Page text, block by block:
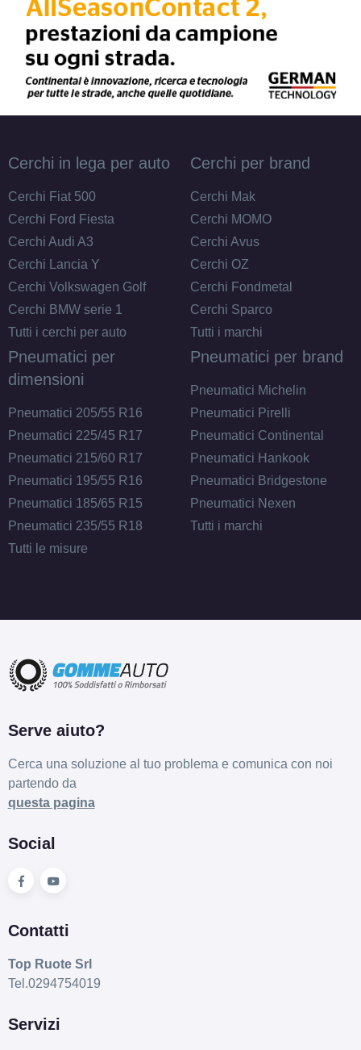
Cerchi in lega per auto
Cerchi Fiat 500
Cerchi Ford Fiesta
Cerchi Audi A3
Cerchi Lancia Y
Cerchi Volkswagen Golf
Cerchi BMW serie 1
Tutti i cerchi per auto
Cerchi per brand
Cerchi Mak
Cerchi MOMO
Cerchi Avus
Cerchi OZ
Cerchi Fondmetal
Cerchi Sparco
Tutti i marchi
Pneumatici per
dimensioni
Pneumatici 205/55 R16
Pneumatici 225/45 R17
Pneumatici 215/60 R17
Pneumatici 195/55 R16
Pneumatici 185/65 R15
Pneumatici 235/55 R18
Tutti le misure
Pneumatici per brand
Pneumatici Michelin
Pneumatici Pirelli
Pneumatici Continental
Pneumatici Hankook
Pneumatici Bridgestone
Pneumatici Nexen
Tutti i marchi
Serve aiuto?
Cerca una soluzione al tuo problema e comunica con noi
partendo da
questa pagina
Social
Contatti
Top Ruote Srl
Tel.0294754019
Servizi